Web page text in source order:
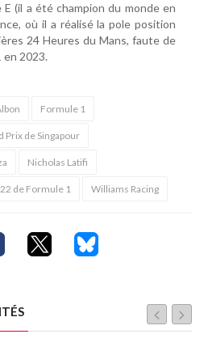
(il a été champion du monde en
où il a réalisé la pole position
24 Heures du Mans, faute de
en 2023.
Formule 1
Prix de Singapour
Nicholas Latifi
de Formule 1 Williams Racing